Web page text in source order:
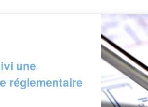
une
réglementaire